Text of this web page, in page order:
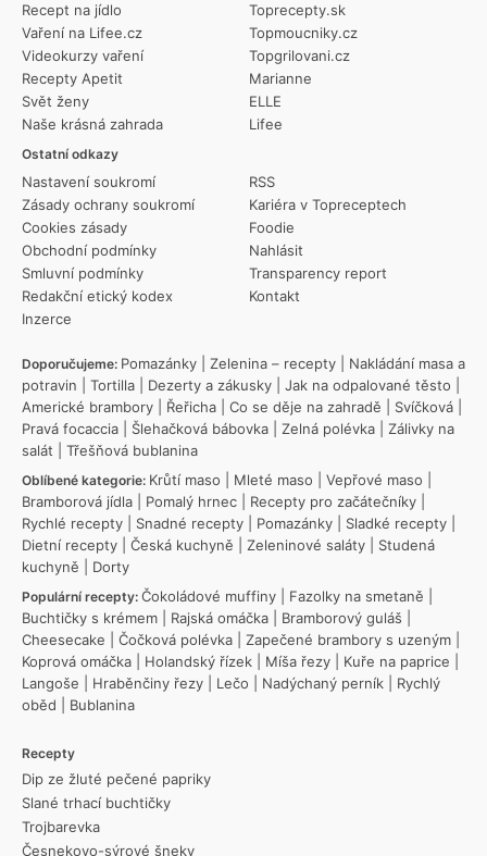
Recept na jídlo
Vaření na Lifee.cz
Videokurzy vaření
Recepty Apetit
Svět ženy
Naše krásná zahrada
Ostatní odkazy
Nastavení soukromí
Zásady ochrany soukromí
Cookies zásady
Obchodní podmínky
Smluvní podmínky
Redakční etický kodex
Inzerce
RSS
Kariéra v Topreceptech
Foodie
Nahlásit
Transparency report
Kontakt
Toprecepty.sk
Topmoucniky.cz
Topgrilovani.cz
Marianne
ELLE
Lifee
Doporučujeme: Pomazánky Zelenina – recepty
Nakládání masa a
potravin
Tortilla Dezerty a zákusky Jak na odpalované těsto
Americké brambory
Řeřicha Co se děje na zahradě Svíčková
Pravá focaccia
Šlehačková bábovka Zelná polévka
Zálivky na
salát
Třešňová bublanina
Oblíbené kategorie: Krůtí maso Mleté maso Vepřové maso
Bramborová jídla
Pomalý hrnec Recepty pro začátečníky
Rychlé recepty
Snadné recepty Pomazánky Sladké recepty
Dietní recepty
Česká kuchyně Zeleninové saláty
Studená
kuchyně
Dorty
Populární recepty: Čokoládové muffiny Fazolky na smetaně
Buchtičky s krémem
Rajská omáčka Bramborový guláš
Cheesecake
Čočková polévka Zapečené brambory s uzeným
Koprová omáčka
Holandský řízek Míša řezy Kuře na paprice
Langoše
Hraběnčiny řezy Lečo Nadýchaný perník
Rychlý
oběd
Bublanina
Recepty
Dip ze žluté pečené papriky
Slané trhací buchtičky
Trojbarevka
Česnekovo-sýrové šneky